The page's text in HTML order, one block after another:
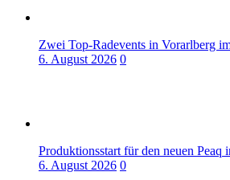
Zwei Top-Radevents in Vorarlberg
6. August 2026 0
Produktionsstart für den neuen Peaq
6. August 2026 0